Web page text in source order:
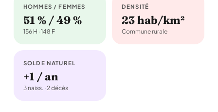
HOMMES / FEMMES
51 % / 49 %
156 H · 148 F
DENSITÉ
23 hab/km²
Commune rurale
SOLDE NATUREL
+1 / an
3 naiss. · 2 décès